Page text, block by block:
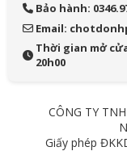
Bảo hành:
Email:
Thời gian mở
20h00
CÔNG TY
Giấy phép